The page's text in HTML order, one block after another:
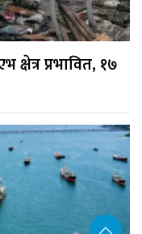
प्रभावित, १७